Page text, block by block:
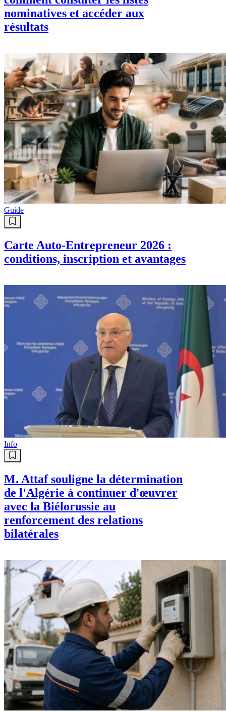
nominatives et accéder aux
résultats
Guide
Carte Auto-Entrepreneur 2026 :
conditions, inscription et avantages
Info
M. Attaf souligne la détermination
de l'Algérie à continuer d'œuvrer
avec la Biélorussie au
renforcement des relations
bilatérales